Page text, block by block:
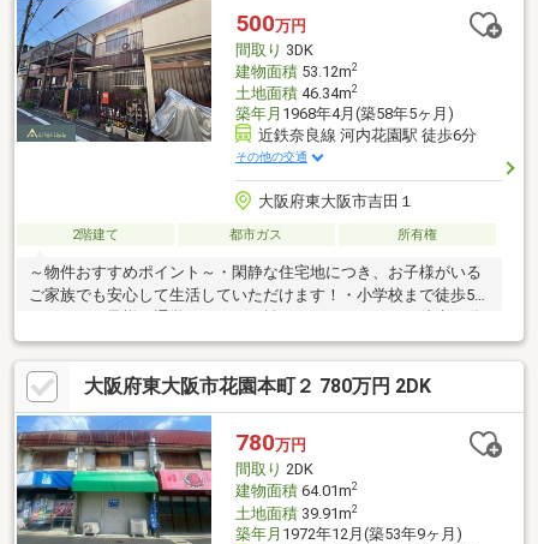
の短い方■外国籍の方■パート勤務の方など☆☆お客様との約束
☆☆■納得が行くまで物件ご紹介します！他物件のご紹介も可
能！■ＢＥＳＴパートナーになります
500万円
間取り 3DK
建物面積53.12m2
土地面積46.34m2
築年月 1968年4月(築58年5ヶ月)
近鉄奈良線 河内花園駅 徒歩6分
その他の交通
大阪府東大阪市吉田１
2階建て 都市ガス 所有権
～物件おすすめポイント～・閑静な住宅地につき、お子様がいる
ご家族でも安心して生活していただけます！・小学校まで徒歩5分
圏内にスーパー、コンビニ、ドラックストア等のお買い物施設が
充実しており 便利な住環境となっています。☆リフォーム相談
可能☆・当社ではリノベーション・リフォームの事例も多数あ
り、お客様のご希望・ご予算に合った リフォームパックをご提
案致します。・フルリノベーション、フルリフォーム、一部リフ
ォーム、間取り変更、水回り一式など 住宅ローン、諸費用、リ
フォームのパッケージご提案可です。
大阪府東大阪市花園本町２ 780万円 2DK
780万円
間取り 2DK
建物面積64.01m2
土地面積39.91m2
築年月 1972年12月(築53年9ヶ月)